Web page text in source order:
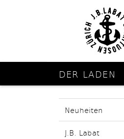
DER LADEN
Neuheiten
J.B. Labat